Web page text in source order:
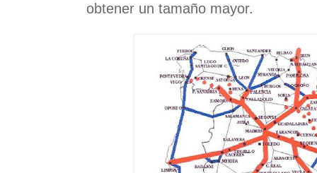
obtener un tamaño mayor.